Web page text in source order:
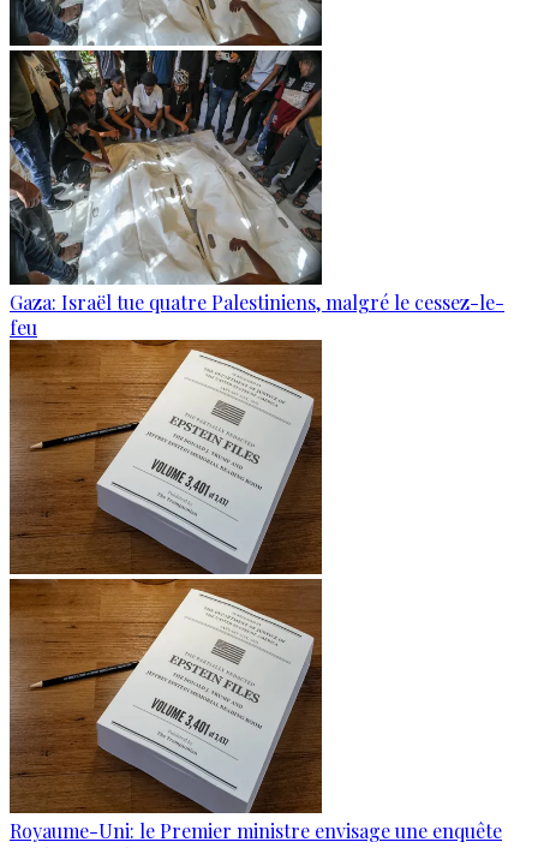
Gaza: Israël tue quatre Palestiniens, malgré le cessez-le-
feu
Royaume-Uni: le Premier ministre envisage une enquête